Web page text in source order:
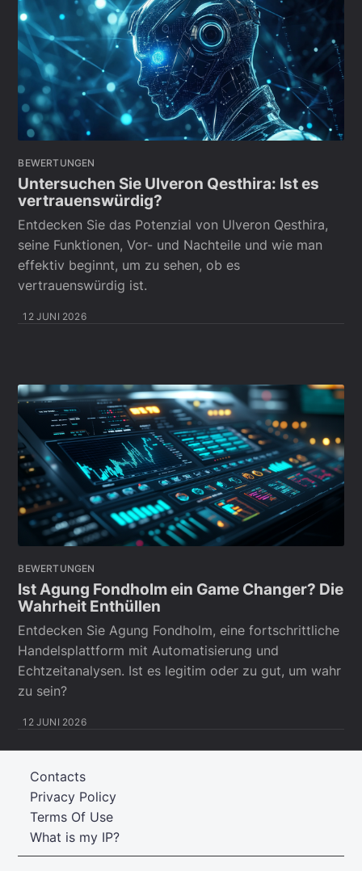
BEWERTUNGEN
Untersuchen Sie Ulveron Qesthira: Ist es
vertrauenswürdig?
Entdecken Sie das Potenzial von Ulveron Qesthira,
seine Funktionen, Vor- und Nachteile und wie man
effektiv beginnt, um zu sehen, ob es
vertrauenswürdig ist.
12 JUNI 2026
BEWERTUNGEN
Ist Agung Fondholm ein Game Changer? Die
Wahrheit Enthüllen
Entdecken Sie Agung Fondholm, eine fortschrittliche
Handelsplattform mit Automatisierung und
Echtzeitanalysen. Ist es legitim oder zu gut, um wahr
zu sein?
12 JUNI 2026
What is my IP?
Terms Of Use
Privacy Policy
Contacts